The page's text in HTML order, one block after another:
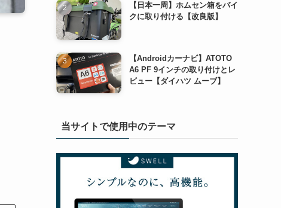
【日本一周】ホムセン箱をバイ
クに取り付ける【改良版】
【Androidカーナビ】ATOTO
A6 PF 9インチの取り付けとレ
ビュー【ダイハツ ムーブ】
当サイトで使用中のテーマ